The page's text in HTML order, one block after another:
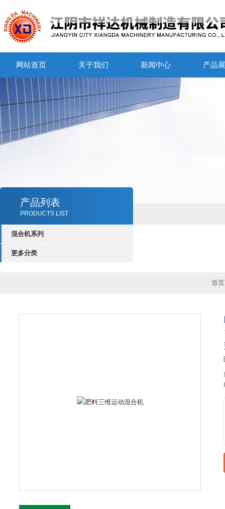
网站首页 关于我们 新闻中心 产品
产品列表
PRODUCTS LIST
混合机系列
更多分类
首页